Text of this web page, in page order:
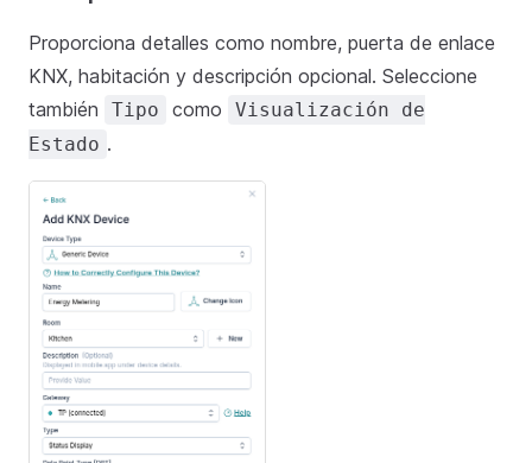
Proporciona detalles como nombre, puerta de enlace
KNX, habitación y descripción opcional. Seleccione
también
Tipo como
Visualización de
Estado .